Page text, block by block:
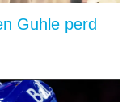
Guhle perd